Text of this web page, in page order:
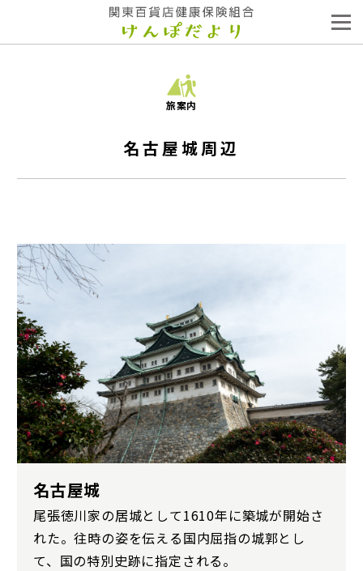
旅案内
名古屋城周辺
名古屋城
尾張徳川家の居城として1610年に築城が開始さ
れた。往時の姿を伝える国内屈指の城郭とし
て、国の特別史跡に指定される。